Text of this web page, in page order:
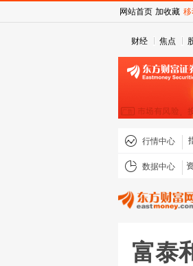
财经 焦点
行情中心
数据中心
富泰
网站首页 加收藏